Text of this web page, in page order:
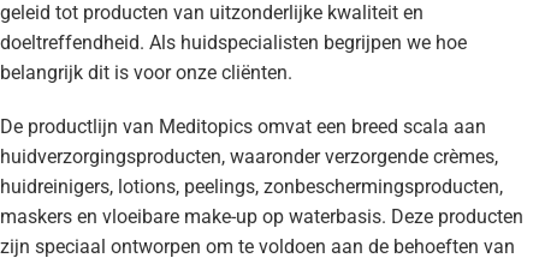
geleid tot producten van uitzonderlijke kwaliteit en
doeltreffendheid. Als huidspecialisten begrijpen we hoe
belangrijk dit is voor onze cliënten.
De productlijn van Meditopics omvat een breed scala aan
huidverzorgingsproducten, waaronder verzorgende crèmes,
huidreinigers, lotions, peelings, zonbeschermingsproducten,
maskers en vloeibare make-up op waterbasis. Deze producten
zijn speciaal ontworpen om te voldoen aan de behoeften van